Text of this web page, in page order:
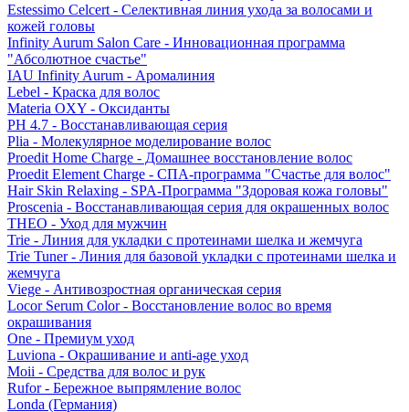
Estessimo Celcert - Селективная линия ухода за волосами и
кожей головы
Infinity Aurum Salon Care - Инновационная программа
"Абсолютное счастье"
IAU Infinity Aurum - Аромалиния
Lebel - Краска для волос
Materia OXY - Оксиданты
PH 4.7 - Восстанавливающая серия
Plia - Молекулярное моделирование волос
Proedit Home Charge - Домашнее восстановление волос
Proedit Element Charge - СПА-программа "Счастье для волос"
Hair Skin Relaxing - SPA-Программа "Здоровая кожа головы"
Proscenia - Восстанавливающая серия для окрашенных волос
THEO - Уход для мужчин
Trie - Линия для укладки с протеинами шелка и жемчуга
Trie Tuner - Линия для базовой укладки с протеинами шелка и
жемчуга
Viege - Антивозростная органическая серия
Locor Serum Color - Восстановление волос во время
окрашивания
One - Премиум уход
Luviona - Окрашивание и anti-age уход
Moii - Средства для волос и рук
Rufor - Бережное выпрямление волос
Londa (Германия)